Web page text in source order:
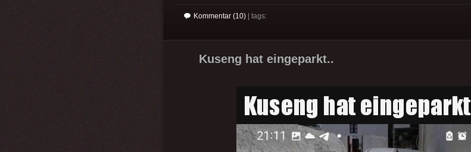
Kommentar (10) | tags:
Kuseng hat eingeparkt..